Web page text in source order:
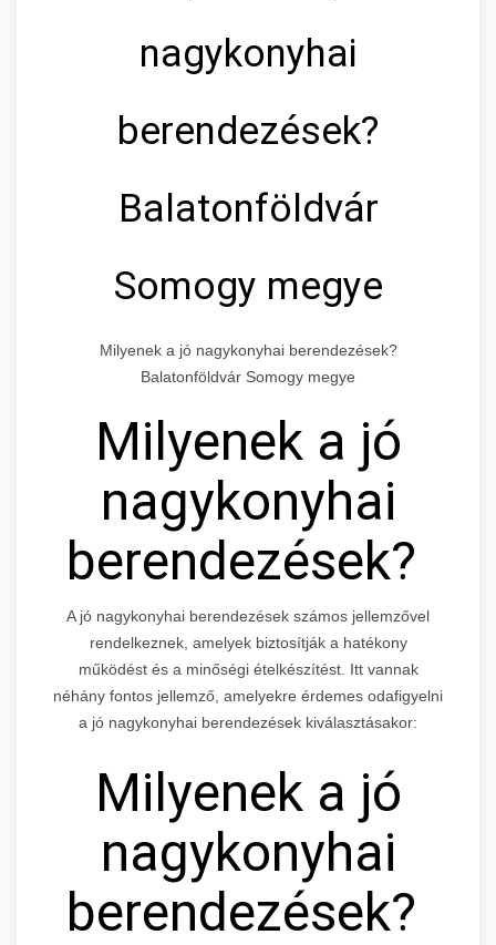
nagykonyhai
berendezések?
Balatonföldvár
Somogy megye
Milyenek a jó nagykonyhai berendezések?
Balatonföldvár Somogy megye
Milyenek a jó
nagykonyhai
berendezések?
A jó nagykonyhai berendezések számos jellemzővel
rendelkeznek, amelyek biztosítják a hatékony
működést és a minőségi ételkészítést. Itt vannak
néhány fontos jellemző, amelyekre érdemes odafigyelni
a jó nagykonyhai berendezések kiválasztásakor:
Milyenek a jó
nagykonyhai
berendezések?